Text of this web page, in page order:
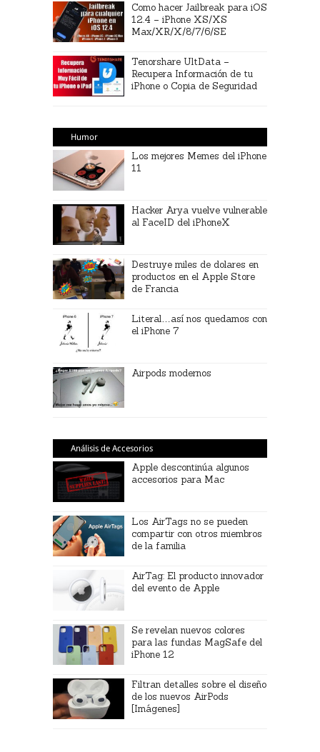
Como hacer Jailbreak para iOS
12.4 – iPhone XS/XS
Max/XR/X/8/7/6/SE
Tenorshare UltData –
Recupera Información de tu
iPhone o Copia de Seguridad
Humor
Los mejores Memes del iPhone
11
Hacker Arya vuelve vulnerable
al FaceID del iPhoneX
Destruye miles de dolares en
productos en el Apple Store
de Francia
Literal…así nos quedamos con
el iPhone 7
Airpods modernos
Análisis de Accesorios
Apple descontinúa algunos
accesorios para Mac
Los AirTags no se pueden
compartir con otros miembros
de la familia
AirTag: El producto innovador
del evento de Apple
Se revelan nuevos colores
para las fundas MagSafe del
iPhone 12
Filtran detalles sobre el diseño
de los nuevos AirPods
[Imágenes]